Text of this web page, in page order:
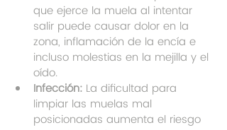
que ejerce la muela al intentar
salir puede causar dolor en la
zona, inflamación de la encía e
incluso molestias en la mejilla y el
oído.
Infección: La dificultad para
limpiar las muelas mal
posicionadas aumenta el riesgo